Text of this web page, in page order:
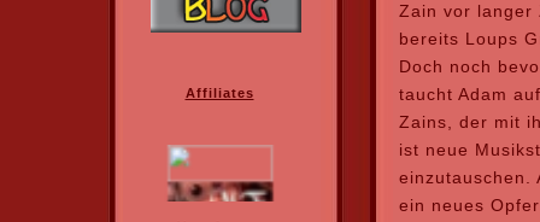
Zain vor langer
bereits Loups
Doch noch
taucht Adam
Zains, der mit
ist neue
einzutauschen.
ein neues